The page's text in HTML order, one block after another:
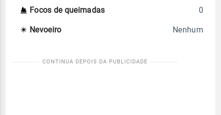
Focos de queimadas 0
Nevoeiro Nenhum